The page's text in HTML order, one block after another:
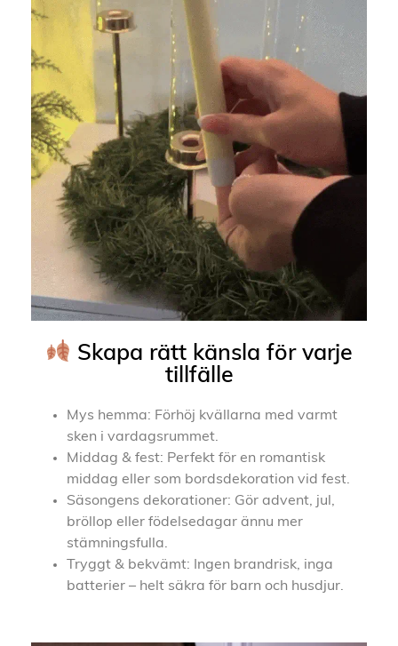
Skapa rätt känsla för varje
tillfälle
Mys hemma: Förhöj kvällarna med varmt
sken i vardagsrummet.
Middag & fest: Perfekt för en romantisk
middag eller som bordsdekoration vid fest.
Säsongens dekorationer: Gör advent, jul,
bröllop eller födelsedagar ännu mer
stämningsfulla.
Tryggt & bekvämt: Ingen brandrisk, inga
batterier – helt säkra för barn och husdjur.